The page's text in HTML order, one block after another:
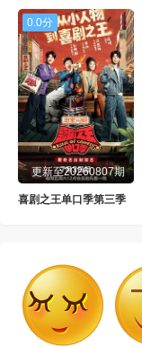
0.0分
更新至20260807期
喜剧之王单口季第三季